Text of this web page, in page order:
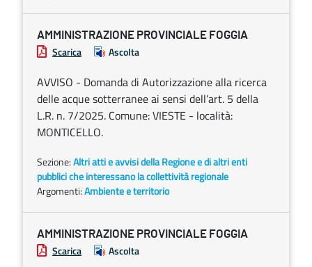
AMMINISTRAZIONE PROVINCIALE FOGGIA
Scarica Ascolta
AVVISO - Domanda di Autorizzazione alla ricerca
delle acque sotterranee ai sensi dell’art. 5 della
L.R. n. 7/2025. Comune: VIESTE - località:
MONTICELLO.
Sezione:Altri atti e avvisi della Regione e di altri enti
pubblici che interessano la collettività regionale
Argomenti:Ambiente e territorio
AMMINISTRAZIONE PROVINCIALE FOGGIA
Scarica Ascolta